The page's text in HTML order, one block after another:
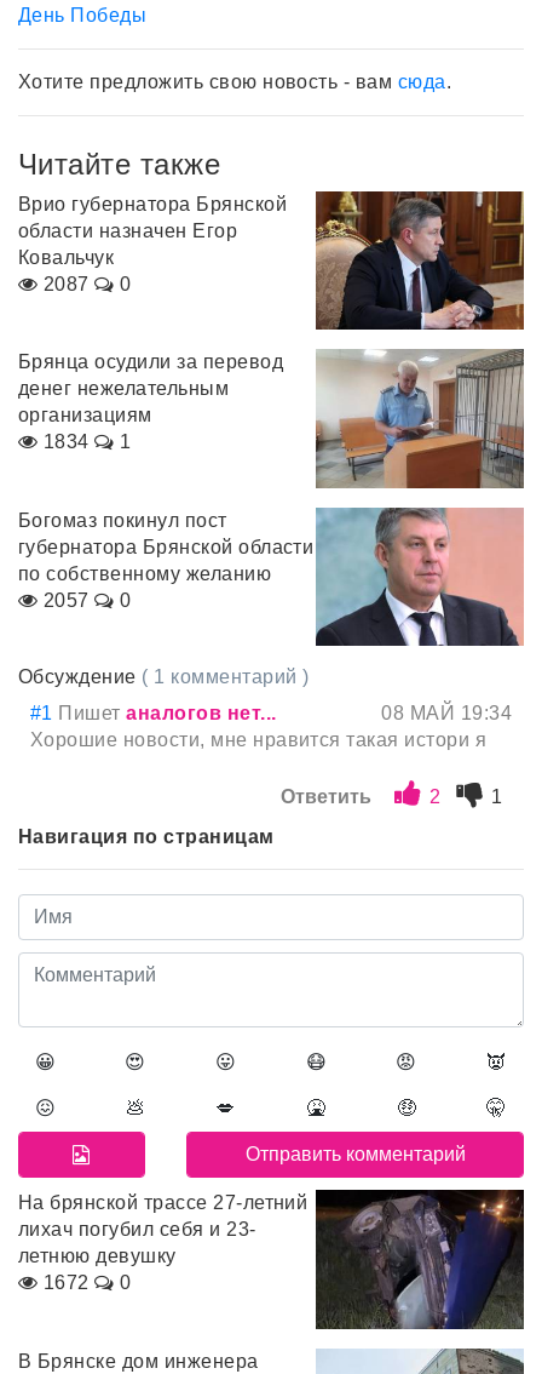
День Победы
Хотите предложить свою новость - вам сюда.
Читайте также
Врио губернатора Брянской
области назначен Егор
Ковальчук
2087
0
Брянца осудили за перевод
денег нежелательным
организациям
1834
1
Богомаз покинул пост
губернатора Брянской области
по собственному желанию
2057
0
Обсуждение ( 1 комментарий )
#1 Пишетaналогов нет...
08 МАЙ 19:34
Хорошие новости, мне нравится такая истори я
Ответить 2
1
Навигация по страницам
😀 😍 😛 😷 😡 👿
😖 💩 💋 🤮 🤑 🤫
На брянской трассе 27-летний
лихач погубил себя и 23-
летнюю девушку
1672
0
В Брянске дом инженера